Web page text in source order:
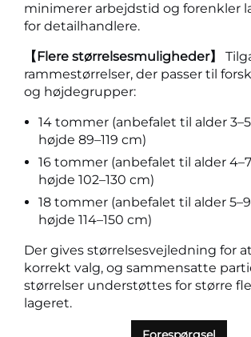
minimerer arbejdstid og forenkler
for detailhandlere.
【Flere størrelsesmuligheder】
rammestørrelser, der passer til
og højdegrupper:
14 tommer (anbefalet til alder
højde 89–119 cm)
16 tommer (anbefalet til alder
højde 102–130 cm)
18 tommer (anbefalet til alder
højde 114–150 cm)
Der gives størrelsesvejledning for
korrekt valg, og sammensatte
størrelser understøttes for større
lageret.